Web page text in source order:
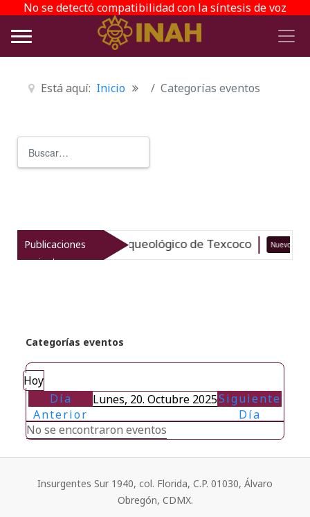
No se detectó compatibilidad con la síntesis de voz
Está aquí: Inicio Categorías eventos
Publicaciones
recientes
el patrimonio arqueológico de Texcoco Nuevo
Categorías eventos
Hoy
Día
Anterior
Lunes, 20. Octubre 2025Siguiente
Día
No se encontraron eventos
Insurgentes Sur 1940, col. Florida, C.P. 01030, Álvaro
Obregón, CDMX.